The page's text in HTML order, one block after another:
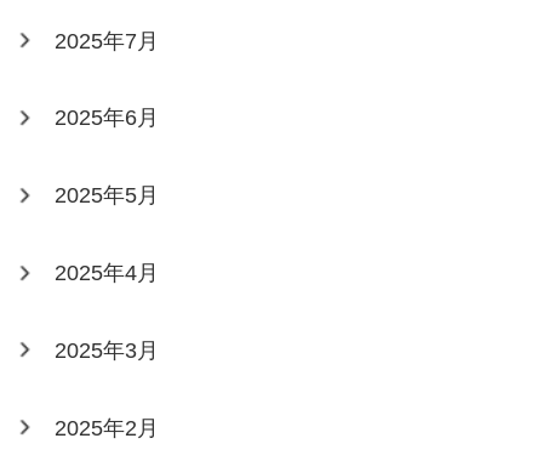
2025年7月
2025年6月
2025年5月
2025年4月
2025年3月
2025年2月